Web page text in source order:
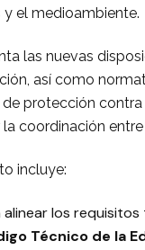
y el medioambiente.
las nuevas
así como
protección
coordinación
incluye:
alinear los
Técnico de la